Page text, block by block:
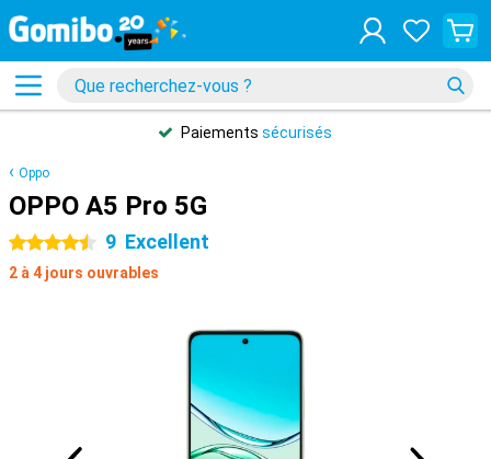
Paiements sécurisés
Oppo
OPPO A5 Pro 5G
4.5 étoiles 9 Excellent
2 à 4 jours ouvrables